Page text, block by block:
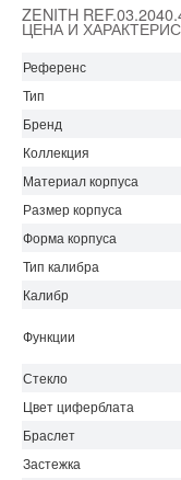
ZENITH
ЦЕНА И
Референс
Тип
Бренд
Коллекция
Материал корпуса
Размер корпуса
Форма корпуса
Тип калибра
Калибр
Функции
Стекло
Цвет циферблата
Браслет
Застежка